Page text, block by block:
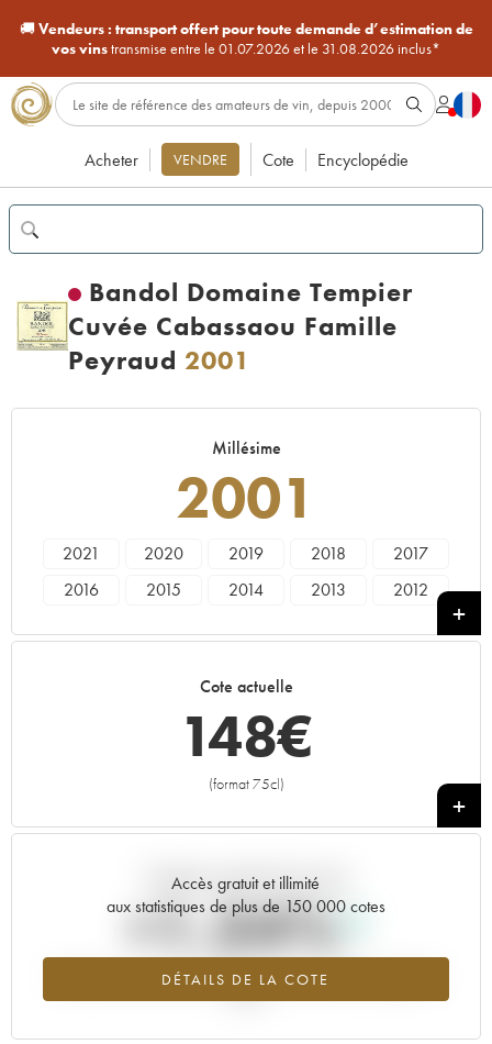
🚚Vendeurs : transport offert pour toute demande d’estimation de
vos vinstransmise entre le 01.07.2026 et le 31.08.2026 inclus*
Acheter VENDRE Cote Encyclopédie
Bandol Domaine Tempier
Cuvée Cabassaou Famille
Peyraud 2001
Millésime
2001
2021 2020 2019 2018
2017
2016
2015 2014 2013
2012
1999
1993
Cote actuelle
148€
(format 75cl)
+
Accès gratuit et illimité
aux statistiques de plus de 150 000 cotes
DÉTAILS DE LA COTE
Tendance actuelle de la cote
+1.34%
Tendance à la hausse du millésime 2001 en 2026 par rapport à